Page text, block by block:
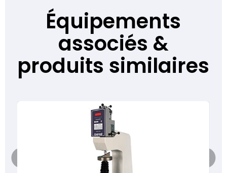
Équipements
associés &
produits similaires